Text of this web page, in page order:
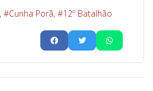
Cunha Porã 12º Batalhão